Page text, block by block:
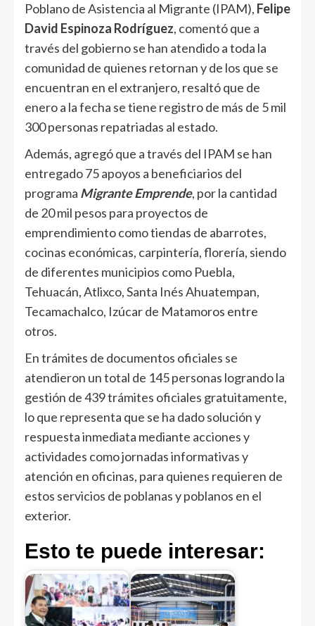
Poblano de Asistencia al Migrante (IPAM), Felipe
David Espinoza Rodríguez, comentó que a
través del gobierno se han atendido a toda la
comunidad de quienes retornan y de los que se
encuentran en el extranjero, resaltó que de
enero a la fecha se tiene registro de más de 5 mil
300 personas repatriadas al estado.
Además, agregó que a través del IPAM se han
entregado 75 apoyos a beneficiarios del
programa Migrante Emprende, por la cantidad
de 20 mil pesos para proyectos de
emprendimiento como tiendas de abarrotes,
cocinas económicas, carpintería, florería, siendo
de diferentes municipios como Puebla,
Tehuacán, Atlixco, Santa Inés Ahuatempan,
Tecamachalco, Izúcar de Matamoros entre
otros.
En trámites de documentos oficiales se
atendieron un total de 145 personas logrando la
gestión de 439 trámites oficiales gratuitamente,
lo que representa que se ha dado solución y
respuesta inmediata mediante acciones y
actividades como jornadas informativas y
atención en oficinas, para quienes requieren de
estos servicios de poblanas y poblanos en el
exterior.
Esto te puede interesar: